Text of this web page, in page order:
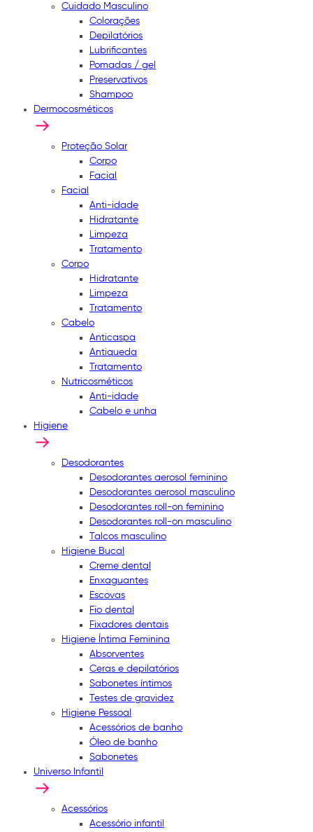
Cuidado Masculino
Colorações
Depilatórios
Lubrificantes
Pomadas / gel
Preservativos
Shampoo
Dermocosméticos
Proteção Solar
Corpo
Facial
Facial
Anti-idade
Hidratante
Limpeza
Tratamento
Corpo
Hidratante
Limpeza
Tratamento
Cabelo
Anticaspa
Antiqueda
Tratamento
Nutricosméticos
Anti-idade
Cabelo e unha
Higiene
Desodorantes
Desodorantes aerosol feminino
Desodorantes aerosol masculino
Desodorantes roll-on feminino
Desodorantes roll-on masculino
Talcos masculino
Higiene Bucal
Creme dental
Enxaguantes
Escovas
Fio dental
Fixadores dentais
Higiene Íntima Feminina
Absorventes
Ceras e depilatórios
Sabonetes íntimos
Testes de gravidez
Higiene Pessoal
Acessórios de banho
Óleo de banho
Sabonetes
Universo Infantil
Acessórios
Acessório infantil